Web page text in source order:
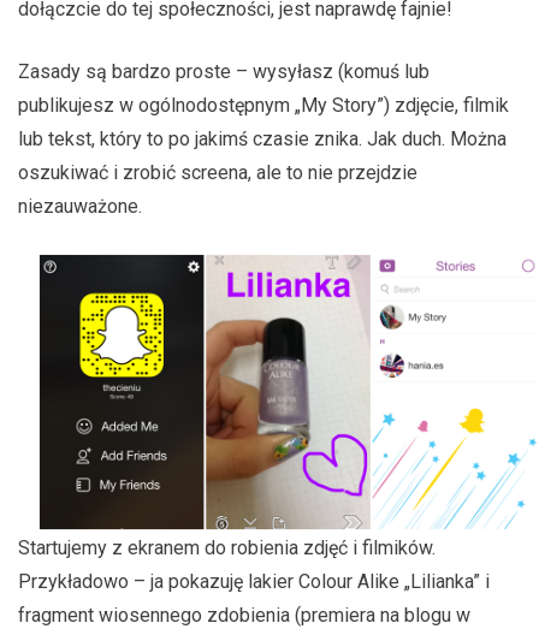
dołączcie do tej społeczności, jest naprawdę fajnie!
Zasady są bardzo proste – wysyłasz (komuś lub
publikujesz w ogólnodostępnym „My Story”) zdjęcie, filmik
lub tekst, który to po jakimś czasie znika. Jak duch. Można
oszukiwać i zrobić screena, ale to nie przejdzie
niezauważone.
Startujemy z ekranem do robienia zdjęć i filmików.
Przykładowo – ja pokazuję lakier Colour Alike „Lilianka” i
fragment wiosennego zdobienia (premiera na blogu w